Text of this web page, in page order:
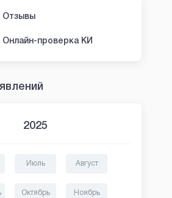
Отзывы
Онлайн-проверка КИ
2025
Июль Август
Октябрь Ноябрь